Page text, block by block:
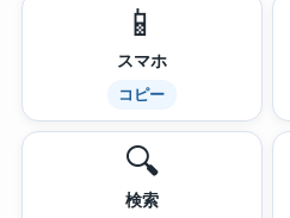
📱
スマホ
コピー
🔍
検索